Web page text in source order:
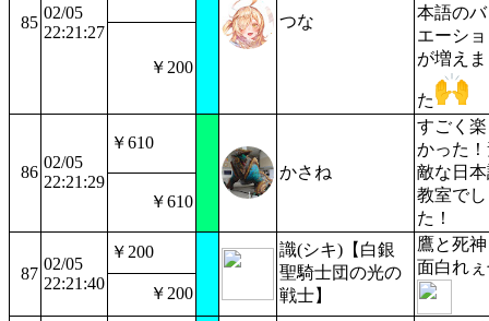
85
02/05
22:21:27
つな
本語の
エーシ
が増え
た
￥200
86
02/05
22:21:29
￥610
かさね
すごく
かった
敵な日
教室でし
た！
￥610
87
02/05
22:21:40
￥200
識(シキ)【白銀
聖騎士団の光の
戦士】
鷹と死
面白れ
￥200